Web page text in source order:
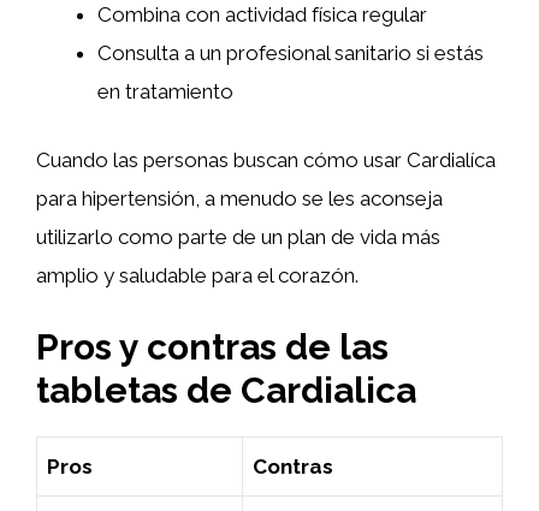
Combina con actividad física regular
Consulta a un profesional sanitario si estás
en tratamiento
Cuando las personas buscan cómo usar Cardialíca
para hipertensión, a menudo se les aconseja
utilizarlo como parte de un plan de vida más
amplio y saludable para el corazón.
Pros y contras de las
tabletas de Cardialica
Pros Contras